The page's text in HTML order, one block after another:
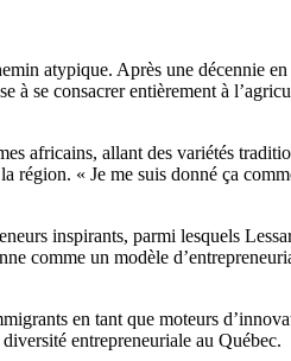
atypique. Après une décennie
à se consacrer entièrement à
africains, allant des variétés
région. « Je me suis donné ça
inspirants, parmi lesquels
comme un modèle
en tant que moteurs
entrepreneuriale au Québec.